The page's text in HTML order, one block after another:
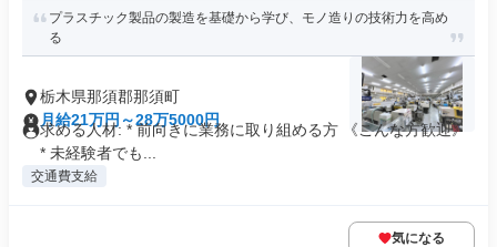
プラスチック製品の製造を基礎から学び、モノ造りの技術力を高め
る
栃木県那須郡那須町
月給21万円～28万5000円
求める人材: * 前向きに業務に取り組める方 《こんな方歓迎》
* 未経験者でも...
交通費支給
気になる